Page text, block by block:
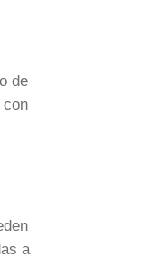
de
con
a